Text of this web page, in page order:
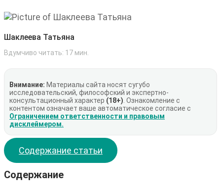
Шаклеева Татьяна
Вдумчиво читать: 17 мин.
Внимание: Материалы сайта носят сугубо
исследовательский, философский и экспертно-
консультационный характер (18+) . Ознакомление с
контентом означает ваше автоматическое согласие с
Ограничением ответственности и правовым
дисклеймером.
Содержание статьи
Содержание